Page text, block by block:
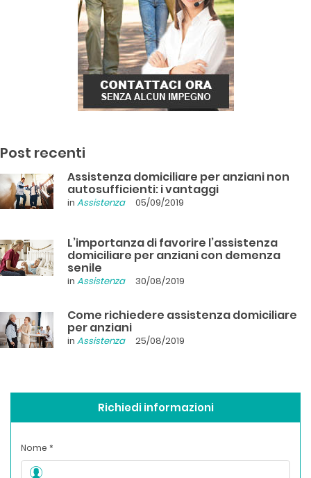
Post recenti
Assistenza domiciliare per anziani non
autosufficienti: i vantaggi
in Assistenza 05/09/2019
L’importanza di favorire l’assistenza
domiciliare per anziani con demenza
senile
in Assistenza 30/08/2019
Come richiedere assistenza domiciliare
per anziani
in Assistenza 25/08/2019
Richiedi informazioni
Nome *